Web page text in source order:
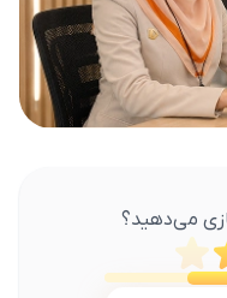
می‌دهید؟